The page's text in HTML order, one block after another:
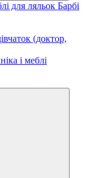
для ляльок Барбі
(доктор,
і меблі